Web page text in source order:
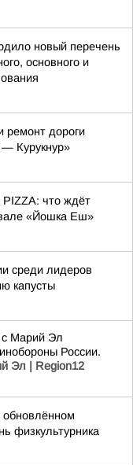
новый перечень
основного и
дороги
Курукнур»
PIZZA: что ждёт
«Йошка Еш»
среди лидеров
капусты
Марий Эл
России.
Эл | Region12
физкультурника